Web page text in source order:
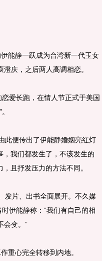
能静一跃成为台湾新一代玉女
庆，之后两人高调相恋。
爱长跑，在情人节正式于美国
便传出了伊能静婚姻亮红灯
，我们都发生了，不该发生的
且抒发压力的方法不同。
片、出书全面展开。不久媒
伊能静称：“我们有自己的相
会变。”
心完全转移到内地。